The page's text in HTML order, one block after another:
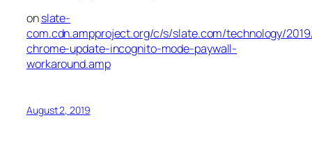
onslate-
com.cdn.ampproject.org/c/s/slate.com/technology/
chrome-update-incognito-mode-paywall-
workaround.amp
August 2, 2019